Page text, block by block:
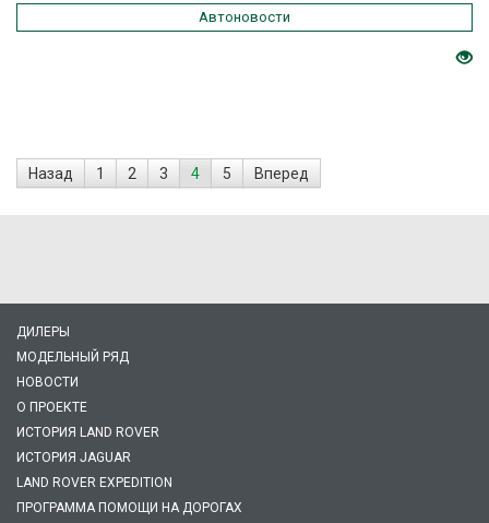
Автоновости
Назад 1 2 3 4 5 Вперед
ДИЛЕРЫ
МОДЕЛЬНЫЙ РЯД
НОВОСТИ
О ПРОЕКТЕ
ИСТОРИЯ LAND ROVER
ИСТОРИЯ JAGUAR
LAND ROVER EXPEDITION
ПРОГРАММА ПОМОЩИ НА ДОРОГАХ